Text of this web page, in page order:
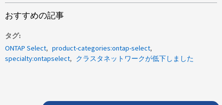
おすすめの記事
タグ
ONTAP Select
product-categories:ontap-select
specialty:ontapselect
クラスタネットワークが低下しました